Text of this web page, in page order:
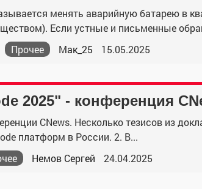
менять аварийную батарею в
Если устные и письменные
Прочее Мак_25 15.05.2025
2025" - конференция
CNews. Несколько тезисов из
платформ в России. 2. В...
Немов Сергей 24.04.2025